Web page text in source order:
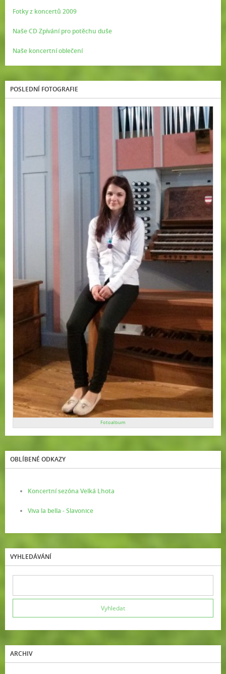
Fotky z koncertů 2009
Naše CD Zpívání pro potěchu duše
Naše koncertní oblečení
POSLEDNÍ FOTOGRAFIE
Fotoalbum
OBLÍBENÉ ODKAZY
Koncertní sezóna Velká Lhota
Viva la bella - Slavonice
VYHLEDÁVÁNÍ
ARCHIV